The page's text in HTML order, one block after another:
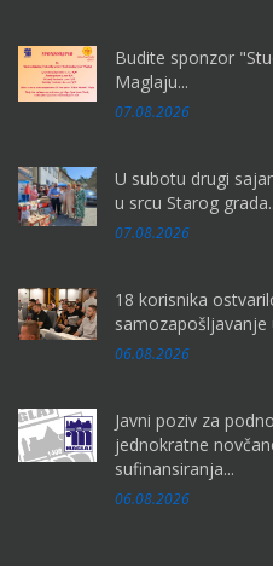
Budite sponzor
Maglaju...
07.08.2026
U subotu drugi
u srcu Starog
07.08.2026
18 korisnika
samozapošljavanje
06.08.2026
Javni poziv za
jednokratne
sufinansiranja...
06.08.2026